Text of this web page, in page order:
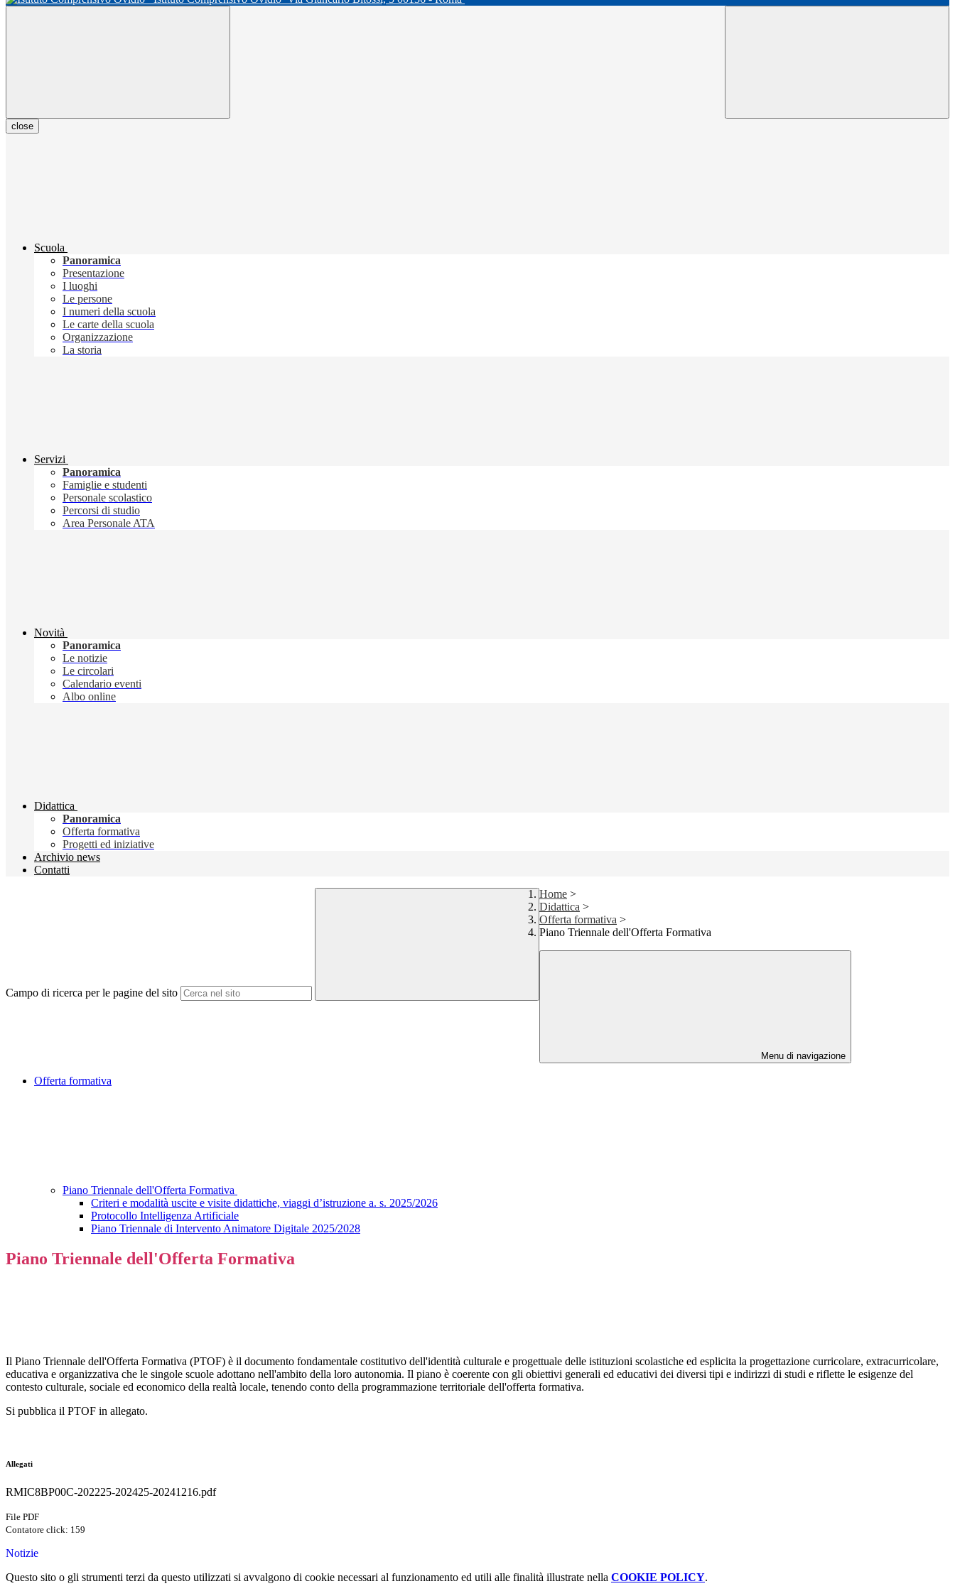
close
Scuola
Panoramica
Presentazione
I luoghi
Le persone
I numeri della scuola
Le carte della scuola
Organizzazione
La storia
Servizi
Panoramica
Famiglie e studenti
Personale scolastico
Percorsi di studio
Area Personale ATA
Novità
Panoramica
Le notizie
Le circolari
Calendario eventi
Albo online
Didattica
Panoramica
Offerta formativa
Progetti ed iniziative
Archivio news
Contatti
Campo di ricerca per le pagine del sito
Home >
Didattica >
Offerta formativa >
Piano Triennale dell'Offerta Formativa
Menu di navigazione
Offerta formativa
Piano Triennale dell'Offerta Formativa
Criteri e modalità uscite e visite didattiche, viaggi d’istruzione a. s. 2025/2026
Protocollo Intelligenza Artificiale
Piano Triennale di Intervento Animatore Digitale 2025/2028
Piano Triennale dell'Offerta Formativa
Il Piano Triennale dell'Offerta Formativa (PTOF) è il documento fondamentale costitutivo dell'identità culturale e progettuale delle istituzioni scolastiche ed esplicita la progettazione curricolare, extracurricolare,
educativa e organizzativa che le singole scuole adottano nell'ambito della loro autonomia. Il piano è coerente con gli obiettivi generali ed educativi dei diversi tipi e indirizzi di studi e riflette le esigenze del
contesto culturale, sociale ed economico della realtà locale, tenendo conto della programmazione territoriale dell'offerta formativa.
Si pubblica il PTOF in allegato.
Allegati
RMIC8BP00C-202225-202425-20241216.pdf
File PDF
Contatore click: 159
Notizie
Questo sito o gli strumenti terzi da questo utilizzati si avvalgono di cookie necessari al funzionamento ed utili alle finalità illustrate nella COOKIE POLICY.